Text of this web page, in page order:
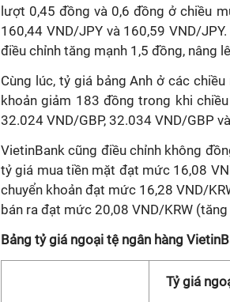
lượt 0,45 đồng và 0,6 đồng ở chiều
160,44 VND/JPY và 160,59 VND/
điều chỉnh tăng mạnh 1,5 đồng, nâng
Cùng lúc, tỷ giá bảng Anh ở các
khoản giảm 183 đồng trong khi
32.024 VND/GBP, 32.034 VND/GBP
VietinBank cũng điều chỉnh không
tỷ giá mua tiền mặt đạt mức 16,08
chuyển khoản đạt mức 16,28 VND/
bán ra đạt mức 20,08 VND/KRW
Bảng tỷ giá ngoại tệ ngân hàng
Tỷ giá